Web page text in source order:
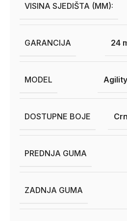
VISINA SJEDIŠTA (MM):
GARANCIJA 24
MODEL
DOSTUPNE BOJE
PREDNJA GUMA
ZADNJA GUMA